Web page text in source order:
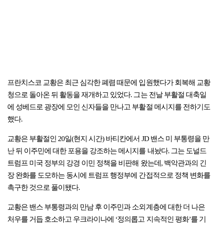
프란치스코 교황은 최근 심각한 폐렴 때문에 입원했다가 회복해 교황
청으로 돌아온 뒤 활동을 재개하고 있었다. 그는 전날 부활절 대축일
에 성베드로 광장에 모인 신자들을 만나고 부활절 메시지를 전하기도
했다.
교황은 부활절인 20일(현지 시간) 바티칸에서 JD 밴스 미 부통령을 만
난 뒤 이주민에 대한 포용을 강조하는 메시지를 내놨다. 그는 도널드
트럼프 미국 정부의 강경 이민 정책을 비판해 왔는데, 백악관과의 긴
장 완화를 도모하는 동시에 트럼프 행정부에 간접적으로 정책 변화를
촉구한 것으로 풀이됐다.
교황은 밴스 부통령과의 만남 후 이주민과 소외계층에 대한 더 나은
처우를 거듭 호소하고 우크라이나에 ‘정의롭고 지속적인 평화’를 기